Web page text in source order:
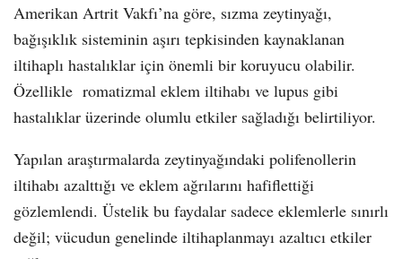
Amerikan Artrit Vakfı’na göre, sızma zeytinyağı,
bağışıklık sisteminin aşırı tepkisinden kaynaklanan
iltihaplı hastalıklar için önemli bir koruyucu olabilir.
Özellikle romatizmal eklem iltihabı ve lupus gibi
hastalıklar üzerinde olumlu etkiler sağladığı belirtiliyor.
Yapılan araştırmalarda zeytinyağındaki polifenollerin
iltihabı azalttığı ve eklem ağrılarını hafiflettiği
gözlemlendi. Üstelik bu faydalar sadece eklemlerle sınırlı
değil; vücudun genelinde iltihaplanmayı azaltıcı etkiler